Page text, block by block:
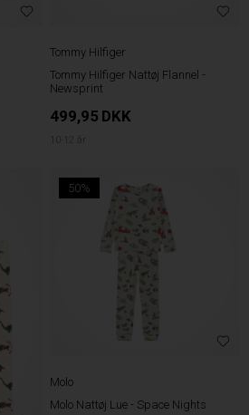
Tommy Hilfiger
Tommy Hilfiger Nattøj Flannel -
Newsprint
499,95 DKK
10-12 år
50%
Molo
Molo Nattøj Lue - Space Nights